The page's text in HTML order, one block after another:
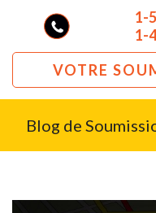
1-
1-
VOTRE
Blog de